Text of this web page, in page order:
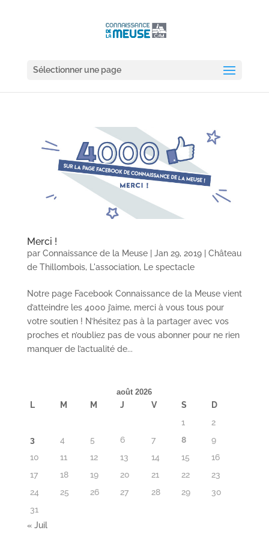
Sélectionner une page
Merci !
par Connaissance de la Meuse| Jan 29, 2019| Château
de Thillombois, L'association, Le spectacle
Notre page Facebook Connaissance de la Meuse vient
d’atteindre les 4000 j’aime, merci à vous tous pour
votre soutien ! N’hésitez pas à la partager avec vos
proches et n’oubliez pas de vous abonner pour ne rien
manquer de l’actualité de...
août 2026
L M M J V S
D
1
2
3
4 5 6 7 8
9
10
11 12 13 14 15
16
17
18 19 20 21 22
23
24
25 26 27 28 29
30
31
« Juil